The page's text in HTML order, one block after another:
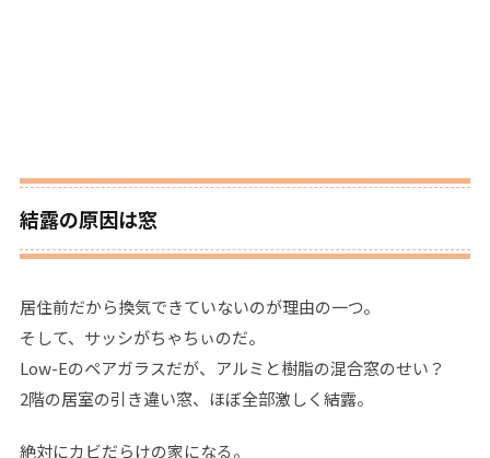
結露の原因は窓
居住前だから換気できていないのが理由の一つ。
そして、サッシがちゃちぃのだ。
Low-Eのペアガラスだが、アルミと樹脂の混合窓のせい？
2階の居室の引き違い窓、ほぼ全部激しく結露。
絶対にカビだらけの家になる。